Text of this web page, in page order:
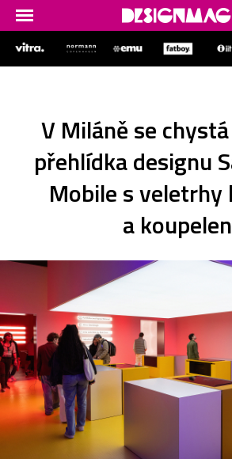
V Miláně se
přehlídka designu
Mobile s veletrhy
a koupelen